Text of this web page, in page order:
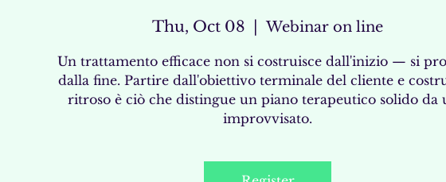
Thu, Oct 08
  |
Webinar on line
Un trattamento efficace non si costruisce dall'inizio — si
dalla fine. Partire dall'obiettivo terminale del cliente e
ritroso è ciò che distingue un piano terapeutico solido da
improvvisato.